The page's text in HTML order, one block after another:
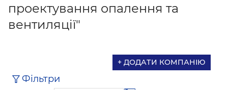
проектування опалення та
вентиляції"
+ ДОДАТИ КОМПАНІЮ
Фільтри